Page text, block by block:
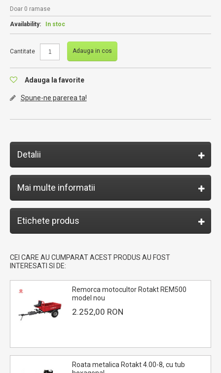
Doar 0 ramase
Availability: In stoc
Cantitate Adauga in cos
Adauga la favorite
Spune-ne parerea ta!
Detalii
Mai multe informatii
Etichete produs
CEI CARE AU CUMPARAT ACEST PRODUS AU FOST
INTERESATI SI DE:
Remorca motocultor Rotakt REM500
model nou
2.252,00 RON
Roata metalica Rotakt 4.00-8, cu tub